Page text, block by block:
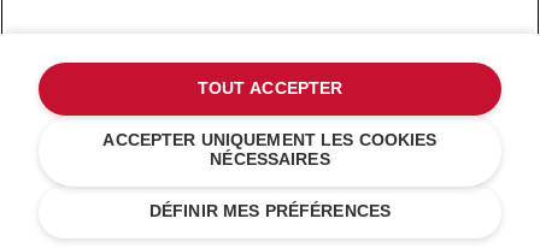
€ 469,00
Économies de
DÉFINIR MES PRÉFÉRENCES
ACCEPTER UNIQUEMENT LES COOKIES
NÉCESSAIRES
TOUT ACCEPTER